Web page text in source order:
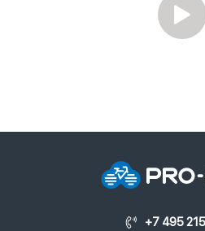
+7 495